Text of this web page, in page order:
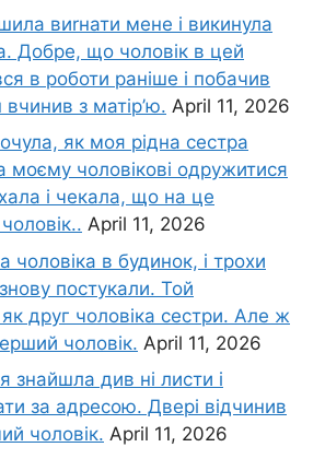
виrнати мене і викинула
Добре, що чоловік в цей
в роботи раніше і побачив
вчинив з матір’ю. April 11, 2026
як моя рідна сестра
моєму чоловікові одружитися
і чекала, що на це
April 11, 2026
чоловіка в будинок, і трохи
постукали. Той
друг чоловіка сестри. Але ж
чоловік. April 11, 2026
знайшла див ні листи і
за адресою. Двері відчинив
чоловік. April 11, 2026